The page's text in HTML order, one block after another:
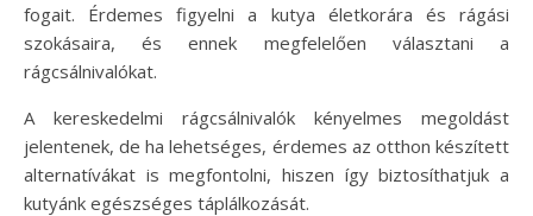
fogait. Érdemes figyelni a kutya életkorára és rágási
szokásaira, és ennek megfelelően választani a
rágcsálnivalókat.
A kereskedelmi rágcsálnivalók kényelmes megoldást
jelentenek, de ha lehetséges, érdemes az otthon készített
alternatívákat is megfontolni, hiszen így biztosíthatjuk a
kutyánk egészséges táplálkozását.